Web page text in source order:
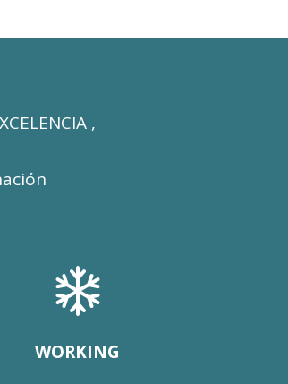
,

WORKING